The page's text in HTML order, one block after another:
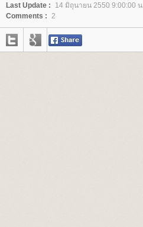
Last Update :
14 มิถุนายน 2550 9:00:00 น.
Comments :
2